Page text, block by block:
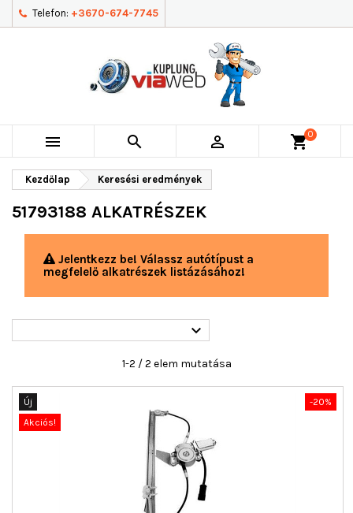
Telefon: +3670-674-7745
   shopping_cart0
Kezdőlap Keresési eredmények
51793188 ALKATRÉSZEK
Jelentkezz be! Válassz autótípust a
megfelelő alkatrészek listázásához!

1-2 / 2 elem mutatása
-20%
Új
Akciós!